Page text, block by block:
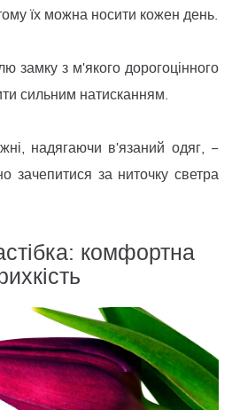
їх можна носити кожен день.
замку з м'якого дорогоцінного
сильним натисканням.
надягаючи в'язаний одяг, −
зачепитися за ниточку светра
комфортна